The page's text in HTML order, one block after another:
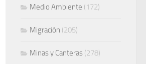
Medio Ambiente (172)
Migración (205)
Minas y Canteras (278)